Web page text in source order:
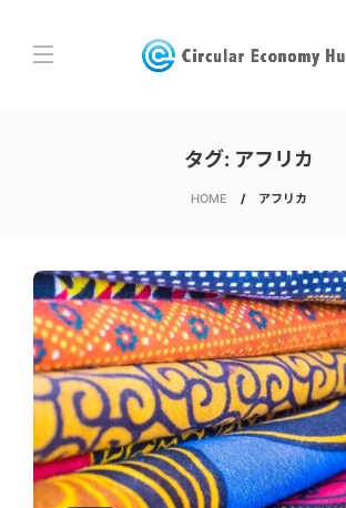
タグ: アフリカ
HOME アフリカ